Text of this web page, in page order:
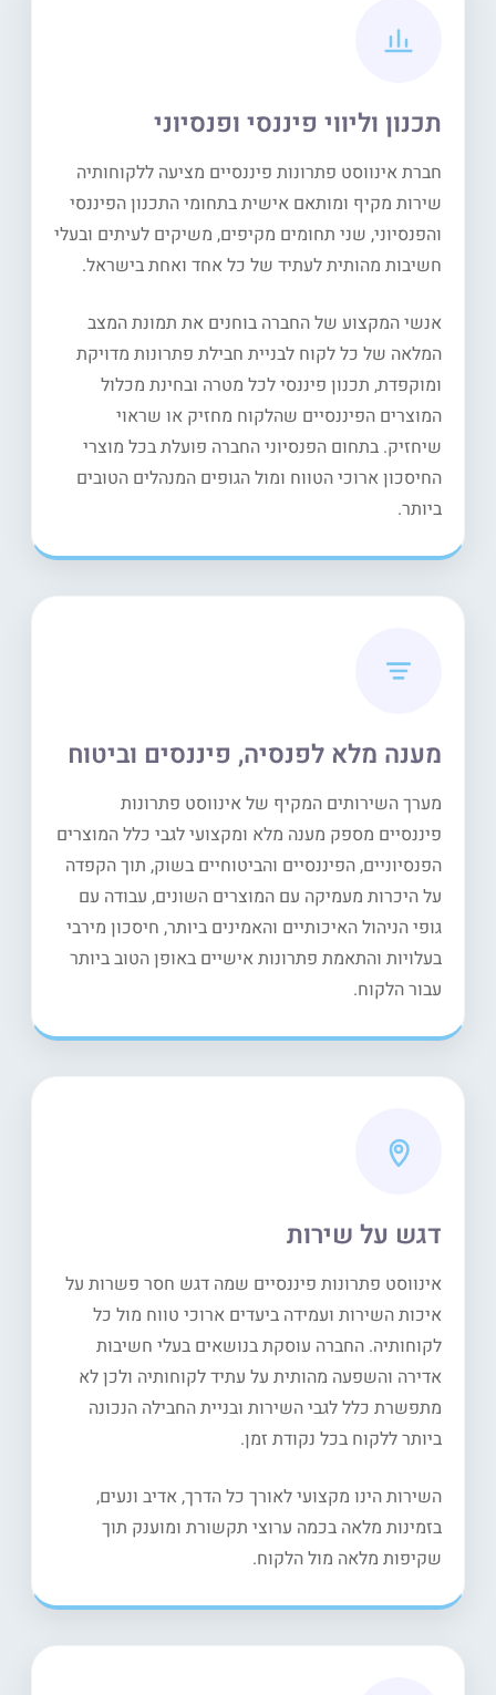
תכנון וליווי פיננסי ופנסיוני
חברת אינווסט פתרונות פיננסיים מציעה ללקוחותיה
שירות מקיף ומותאם אישית בתחומי התכנון הפיננסי
והפנסיוני, שני תחומים מקיפים, משיקים לעיתים ובעלי
חשיבות מהותית לעתיד של כל אחד ואחת בישראל.
אנשי המקצוע של החברה בוחנים את תמונת המצב
המלאה של כל לקוח לבניית חבילת פתרונות מדויקת
ומוקפדת, תכנון פיננסי לכל מטרה ובחינת מכלול
המוצרים הפיננסיים שהלקוח מחזיק או שראוי
שיחזיק. בתחום הפנסיוני החברה פועלת בכל מוצרי
החיסכון ארוכי הטווח ומול הגופים המנהלים הטובים
ביותר.
מענה מלא לפנסיה, פיננסים וביטוח
מערך השירותים המקיף של אינווסט פתרונות
פיננסיים מספק מענה מלא ומקצועי לגבי כלל המוצרים
הפנסיוניים, הפיננסיים והביטוחיים בשוק, תוך הקפדה
על היכרות מעמיקה עם המוצרים השונים, עבודה עם
גופי הניהול האיכותיים והאמינים ביותר, חיסכון מירבי
בעלויות והתאמת פתרונות אישיים באופן הטוב ביותר
עבור הלקוח.
דגש על שירות
אינווסט פתרונות פיננסיים שמה דגש חסר פשרות על
איכות השירות ועמידה ביעדים ארוכי טווח מול כל
לקוחותיה. החברה עוסקת בנושאים בעלי חשיבות
אדירה והשפעה מהותית על עתיד לקוחותיה ולכן לא
מתפשרת כלל לגבי השירות ובניית החבילה הנכונה
ביותר ללקוח בכל נקודת זמן.
השירות הינו מקצועי לאורך כל הדרך, אדיב ונעים,
בזמינות מלאה בכמה ערוצי תקשורת ומוענק תוך
שקיפות מלאה מול הלקוח.